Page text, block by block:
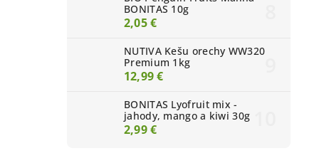
BONITAS 10g
2,05 €
NUTIVA Kešu orechy WW320
Premium 1kg
12,99 €
BONITAS Lyofruit mix -
jahody, mango a kiwi 30g
2,99 €